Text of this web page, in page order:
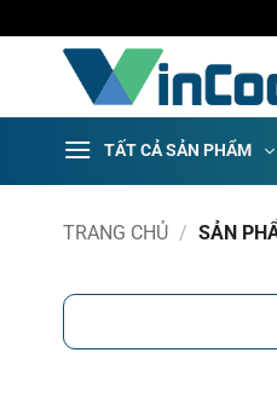
qua
TẤT CẢ SẢN PHẨM
TRANG CHỦ / SẢN